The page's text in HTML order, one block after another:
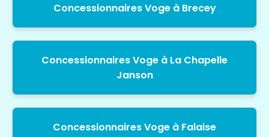
Concessionnaires Voge à Brecey
Concessionnaires Voge à La Chapelle
Janson
Concessionnaires Voge à Falaise